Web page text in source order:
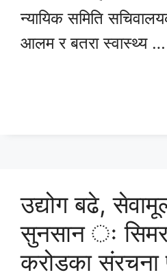
न्यायिक समिति
आलम र बतरा स्वास्थ्य …
उद्योग बढे,
सुनसान ः
करोडका संरचना